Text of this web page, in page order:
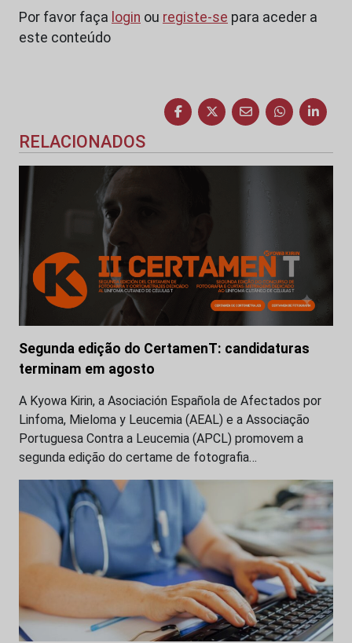
Por favor faça login ou registe-se para aceder a
este conteúdo
RELACIONADOS
Segunda edição do CertamenT: candidaturas
terminam em agosto
A Kyowa Kirin, a Asociación Española de Afectados por
Linfoma, Mieloma y Leucemia (AEAL) e a Associação
Portuguesa Contra a Leucemia (APCL) promovem a
segunda edição do certame de fotografia…